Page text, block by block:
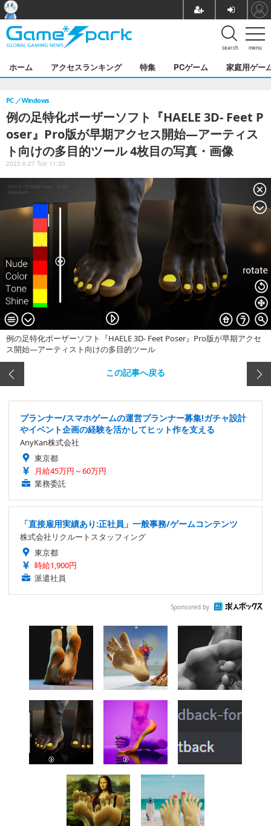
menu
search
ホーム アクセスランキング 特集 PCゲーム 家庭用ゲー
例の足特化ポーザーソフト『HAELE 3D- Feet P
oser』Pro版が早期アクセス開始―アーティス
ト向けの多目的ツール 4枚目の写真・画像
PC Windows
2023.6.27 Tue 11:30
例の足特化ポーザーソフト『HAELE 3D- Feet Poser』Pro版が早期アクセ
ス開始―アーティスト向けの多目的ツール
この記事へ戻る
プランナー/スマホゲームの運営プランナー募集!ガチャ設計
やイベント企画の経験を活かしてヒット作を支える
AnyKan株式会社
東京都
月給45万円～60万円
業務委託
「直接雇用実績あり:正社員」一般事務/ゲームコンテンツ
株式会社リクルートスタッフィング
東京都
時給1,900円
派遣社員
Sponsored by